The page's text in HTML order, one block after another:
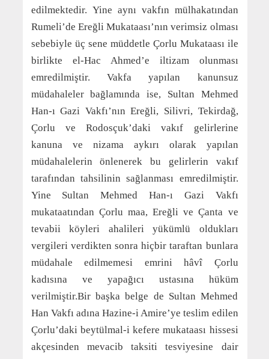
edilmektedir. Yine aynı vakfın mülhakatından
Rumeli’de Ereğli Mukataası’nın verimsiz olması
sebebiyle üç sene müddetle Çorlu Mukataası ile
birlikte el-Hac Ahmed’e iltizam olunması
emredilmiştir. Vakfa yapılan kanunsuz
müdahaleler bağlamında ise, Sultan Mehmed
Han-ı Gazi Vakfı’nın Ereğli, Silivri, Tekirdağ,
Çorlu ve Rodosçuk’daki vakıf gelirlerine
kanuna ve nizama aykırı olarak yapılan
müdahalelerin önlenerek bu gelirlerin vakıf
tarafından tahsilinin sağlanması emredilmiştir.
Yine Sultan Mehmed Han-ı Gazi Vakfı
mukataatından Çorlu maa, Ereğli ve Çanta ve
tevabii köyleri ahalileri yükümlü oldukları
vergileri verdikten sonra hiçbir taraftan bunlara
müdahale edilmemesi emrini hâvî Çorlu
kadısına ve yapağıcı ustasına hüküm
verilmiştir.Bir başka belge de Sultan Mehmed
Han Vakfı adına Hazine-i Amire’ye teslim edilen
Çorlu’daki beytülmal-i kefere mukataası hissesi
akçesinden mevacib taksiti tesviyesine dair